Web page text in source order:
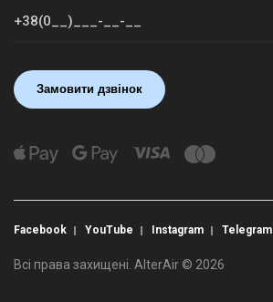
Замовити дзвінок
Facebook YouTube Instagram Telegram
Всі права захищені. AlterAir © 2026